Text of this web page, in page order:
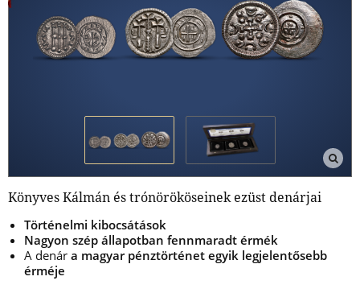
Könyves Kálmán és trónörököseinek ezüst denárjai
Történelmi kibocsátások
Nagyon szép állapotban fennmaradt érmék
A denár a magyar pénztörténet egyik legjelentősebb
érméje